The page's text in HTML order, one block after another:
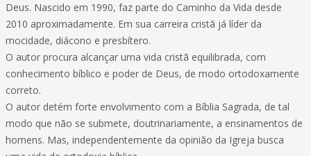
Deus. Nascido em 1990, faz parte do Caminho da Vida desde
2010 aproximadamente. Em sua carreira cristã já líder da
mocidade, diácono e presbítero.
O autor procura alcançar uma vida cristã equilibrada, com
conhecimento bíblico e poder de Deus, de modo ortodoxamente
correto.
O autor detém forte envolvimento com a Bíblia Sagrada, de tal
modo que não se submete, doutrinariamente, a ensinamentos de
homens. Mas, independentemente da opinião da Igreja busca